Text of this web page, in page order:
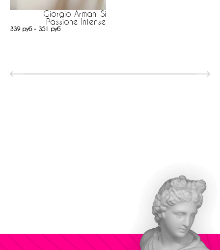
Giorgio Armani Si
Passione Intense
339 руб - 351 руб